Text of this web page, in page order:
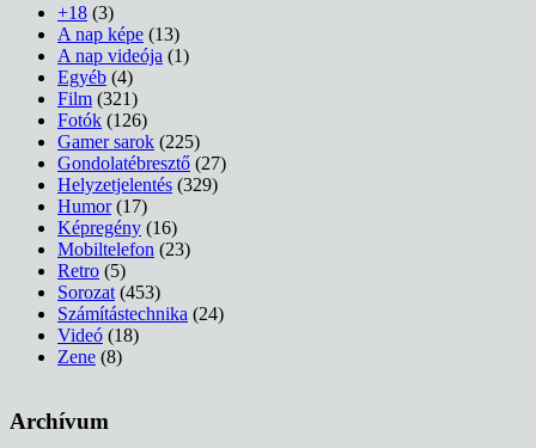
+18 (3)
A nap képe (13)
A nap videója (1)
Egyéb (4)
Film (321)
Fotók (126)
Gamer sarok (225)
Gondolatébresztő (27)
Helyzetjelentés (329)
Humor(17)
Képregény (16)
Mobiltelefon (23)
Retro (5)
Sorozat (453)
Számítástechnika (24)
Videó (18)
Zene (8)
Archívum